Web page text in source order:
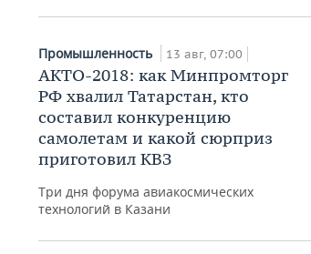
Промышленность 13 авг, 07:00
АКТО-2018: как Минпромторг
РФ хвалил Татарстан, кто
составил конкуренцию
самолетам и какой сюрприз
приготовил КВЗ
Три дня форума авиакосмических
технологий в Казани